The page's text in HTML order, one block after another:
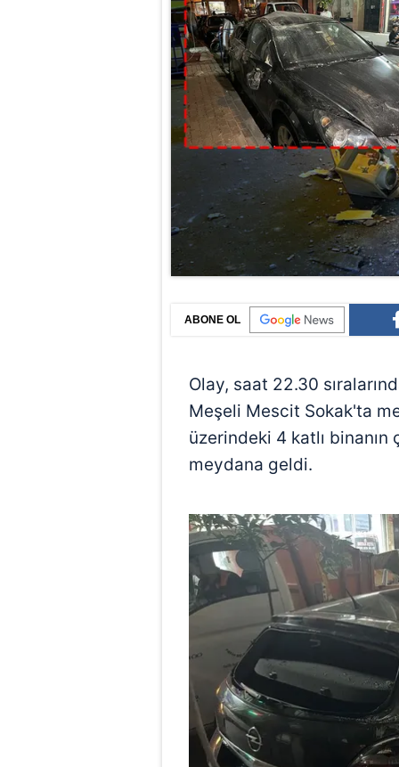
ABONE OL
Olay, saat 22.30
Meşeli Mescit Sokak'ta
üzerindeki 4 katlı binanın
meydana geldi.